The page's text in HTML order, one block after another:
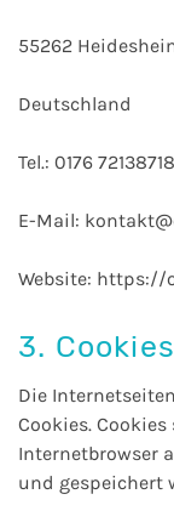
55262
Deutschland
Tel.: 0176 72138718
E-Mail:
Website: https://
3. Cookies
Die
Cookies.
Internetbrowser
und gespeichert